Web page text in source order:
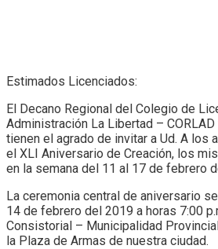
Estimados Licenciados:
El Decano Regional del Colegio de
Administración La Libertad –
tienen el agrado de invitar a Ud. A los
el XLI Aniversario de Creación, los
en la semana del 11 al 17 de febrero
La ceremonia central de aniversario
14 de febrero del 2019 a horas 7:00
Consistorial – Municipalidad
la Plaza de Armas de nuestra ciudad.